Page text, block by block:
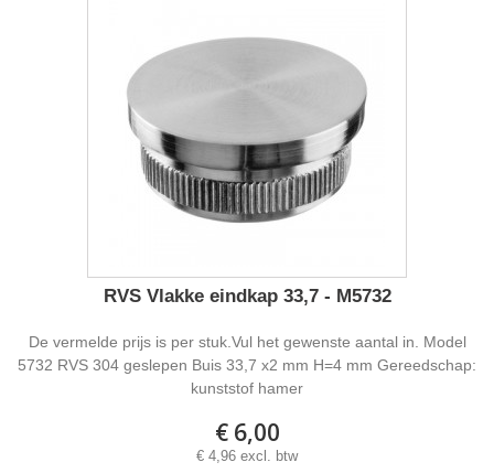
RVS Vlakke eindkap 33,7 - M5732
De vermelde prijs is per stuk.Vul het gewenste aantal in. Model
5732 RVS 304 geslepen Buis 33,7 x2 mm H=4 mm Gereedschap:
kunststof hamer
€ 6,00
€ 4,96 excl. btw